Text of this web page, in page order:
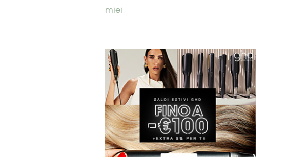
miei